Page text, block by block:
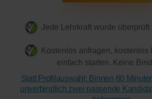
Jede Lehrkraft wurde überprüft
Kostenlos anfragen, kostenlos
einfach starten. Keine
Statt Profilauswahl: Binnen 60
unverbindlich zwei passende